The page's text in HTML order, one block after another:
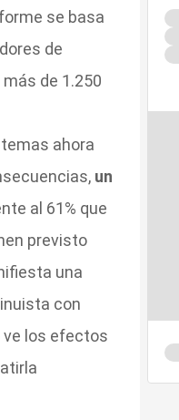
se basa
de
de 1.250
ahora
un
al 61% que
previsto
una
con
ve los efectos